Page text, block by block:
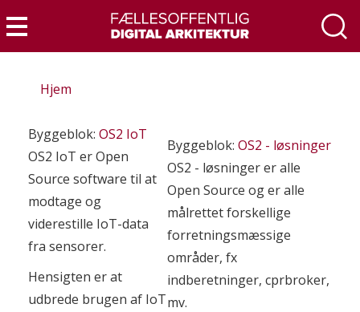
til
hovedindhold
Menu
Hjem
Byggeblok: OS2 IoT
OS2 IoT er Open
Source software til at
modtage og
viderestille IoT-data
fra sensorer.
Hensigten er at
udbrede brugen af IoT
Byggeblok: OS2 - løsninger
OS2 - løsninger er alle
Open Source og er alle
målrettet forskellige
forretningsmæssige
områder, fx
indberetninger, cprbroker,
mv.